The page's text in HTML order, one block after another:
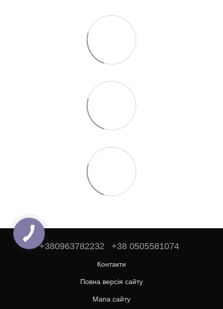
+380963782232 +38 0505581074
Контакти
Повна версія сайту
Мапа сайту